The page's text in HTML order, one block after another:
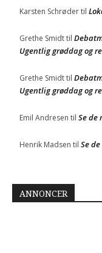
Karsten Schrødertil
Grethe Smidttil
Ugentlig grøddag og
Grethe Smidttil
Ugentlig grøddag og
Emil Andresen til Se de
Henrik Madsen til Se
ANNONCER